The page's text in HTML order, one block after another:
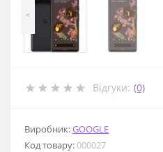
<
Відгуки: (0)
Виробник:GOOGLE
Код товару:000027